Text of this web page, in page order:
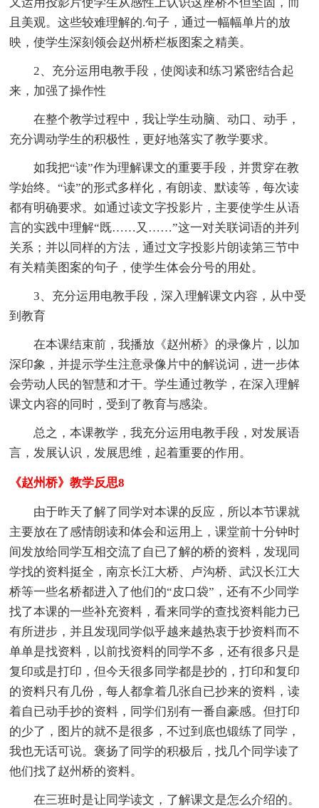
又运用投影片使学生从感性上认识这座桥不但坚固，而
且美观。这些较难理解的.句子，通过一幅幅单片的放
映，使学生深刻领会赵州桥栏板图案之精美。
2、充分运用电教手段，使阅读和练习紧密结合起
来，加强了操作性
在整个教学过程中，我让学生动脑、动口、动手，
充分调动学生的积极性，更好地落实了教学要求。
如我把“读”作为理解课文的重要手段，并贯穿在教
学始终。“读”的形式多样化，有朗读、默读等，每次读
都有明确要求。如通过读文字投影片，主要使学生从语
言的实践中理解“既……又……”这一对关联词语的并列
关系；并以同样的方法，通过文字投影片朗读第三节中
有关精美图案的句子，使学生体会分号的用处。
3、充分运用电教手段，深入理解课文内容，从中受
到教育
在本课结束前，我播放《赵州桥》的录像片，以加
深印象，并提示学生注意录像片中的解说词，进一步体
会劳动人民的智慧和才干。学生通过教学，在深入理解
课文内容的同时，受到了教育与感染。
总之，本课教学，我充分运用电教手段，对发展语
言，发展认识，发展思维，起着重要的作用。
《赵州桥》教学反思8
由于昨天了解了同学对本课的反应，所以本节课就
主要放在了感情朗读和体会和运用上，课堂前十分钟时
间发放给同学互相交流了自已了解的桥的资料，发现同
学找的资料挺全，南京长江大桥、卢沟桥、武汉长江大
桥等一些名桥都进入了他们的“皮口袋”，还有不少同学
找了本课的一些补充资料，看来同学的查找资料能力已
有所进步，并且发现同学似乎越来越热衷于抄资料而不
单单是找资料，以前找资料的同学不多，还有很多只是
复印或是打印，但今天很多同学都是抄的，打印和复印
的资料只有几份，每人都拿着几张自已抄来的资料，读
着自已动手抄的资料，同学们别有一番自豪感。但打印
的少了，图片的就不是很多，不过到底也锻练了同学，
我也无话可说。褒扬了同学的积极后，找几个同学读了
他们找了赵州桥的资料。
在三班时是让同学读文，了解课文是怎么介绍的。